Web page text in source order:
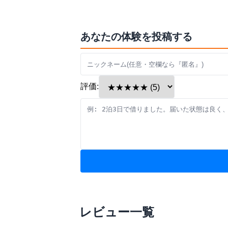
あなたの体験を投稿する
評価:
レビュー一覧